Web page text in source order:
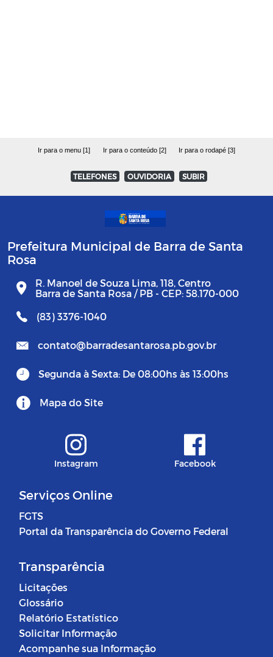
Ir para o menu [1] Ir para o conteúdo [2] Ir para o rodapé [3]
TELEFONES OUVIDORIA SUBIR
Prefeitura Municipal de Barra de Santa
Rosa
R. Manoel de Souza Lima, 118, Centro
Barra de Santa Rosa / PB - CEP: 58.170-000
(83) 3376-1040
contato@barradesantarosa.pb.gov.br
Segunda à Sexta: De 08:00hs às 13:00hs
Mapa do Site
Instagram Facebook
Serviços Online
FGTS
Portal da Transparência do Governo Federal
Transparência
Licitações
Glossário
Relatório Estatístico
Solicitar Informação
Acompanhe sua Informação